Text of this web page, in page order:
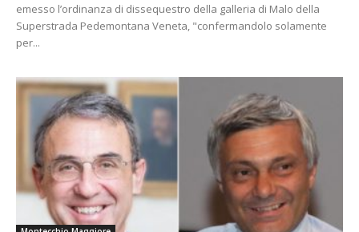
emesso l’ordinanza di dissequestro della galleria di Malo della
Superstrada Pedemontana Veneta, "confermandolo solamente
per...